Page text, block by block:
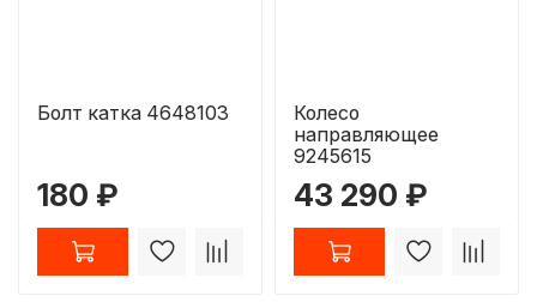
Болт катка 4648103
180 ₽
Колесо
направляющее
9245615
43 290 ₽